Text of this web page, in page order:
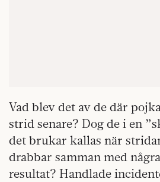
Vad blev det av de där
strid senare? Dog de i en
det brukar kallas när
drabbar samman med
resultat? Handlade